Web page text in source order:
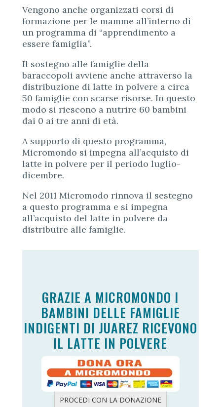
Vengono anche organizzati corsi di
formazione per le mamme all’interno di
un programma di “apprendimento a
essere famiglia”.
Il sostegno alle famiglie della
baraccopoli avviene anche attraverso la
distribuzione di latte in polvere a circa
50 famiglie con scarse risorse. In questo
modo si riescono a nutrire 60 bambini
dai 0 ai tre anni di età.
A supporto di questo programma,
Micromondo si impegna all’acquisto di
latte in polvere per il periodo luglio-
dicembre.
Nel 2011 Micromodo rinnova il sestegno
a questo programma e si impegna
all’acquisto del latte in polvere da
distribuire alle famiglie.
GRAZIE A MICROMONDO I
BAMBINI DELLE FAMIGLIE
INDIGENTI DI JUAREZ RICEVONO
IL LATTE IN POLVERE
PROCEDI CON LA DONAZIONE